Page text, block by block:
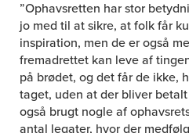
”Ophavsretten har stor
jo med til at sikre, at folk får
inspiration, men de er også
fremadrettet kan leve af
på brødet, og det får de ikke,
taget, uden at der bliver
også brugt nogle af
antal legater, hvor der